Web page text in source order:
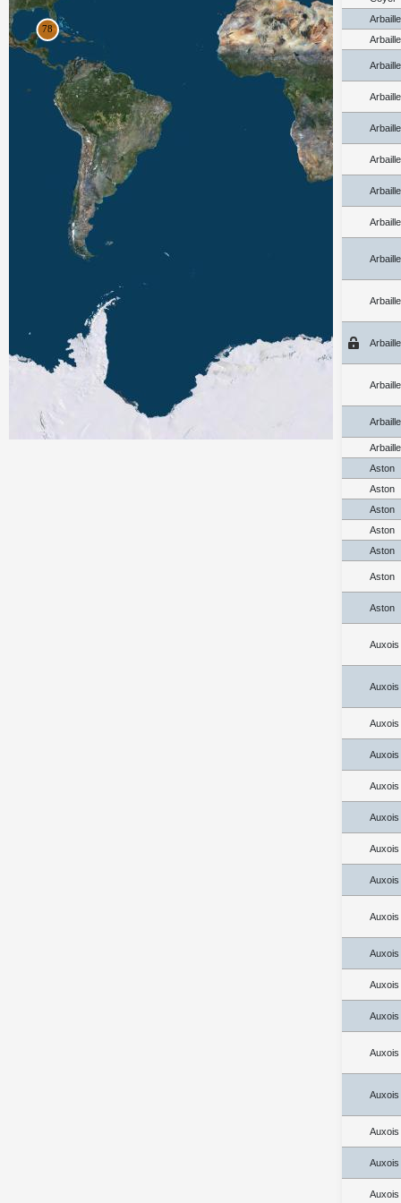
Aston
Aston
Aston
Aston
Aston
Aston
Aston
Auxois
Auxois
Auxois
Auxois
Auxois
Auxois
Auxois
Auxois
Auxois
Auxois
Auxois
Auxois
Auxois
Auxois
Auxois
Auxois
Auxois